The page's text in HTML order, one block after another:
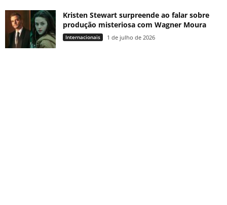
Kristen Stewart surpreende ao falar sobre
produção misteriosa com Wagner Moura
Internacionais 1 de julho de 2026